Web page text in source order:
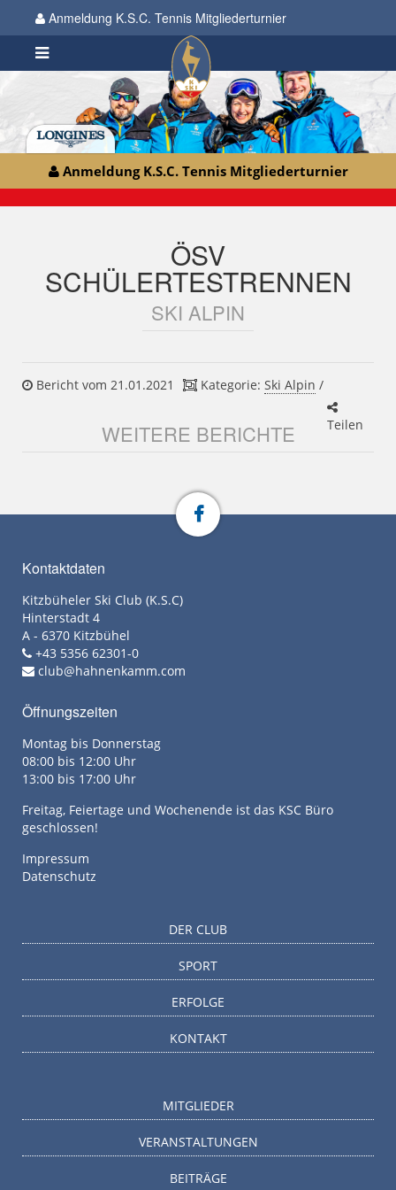
Anmeldung K.S.C. Tennis Mitgliederturnier
Anmeldung K.S.C. Tennis Mitgliederturnier
ÖSV
SCHÜLERTESTRENNEN
SKI ALPIN
Bericht vom 21.01.2021 Kategorie: Ski Alpin /
Teilen
WEITERE BERICHTE
Kontaktdaten
Kitzbüheler Ski Club (K.S.C)
Hinterstadt 4
A - 6370 Kitzbühel
+43 5356 62301-0
club@hahnenkamm.com
Öffnungszeiten
Montag bis Donnerstag
08:00 bis 12:00 Uhr
13:00 bis 17:00 Uhr
Freitag, Feiertage und Wochenende ist das KSC Büro
geschlossen!
Impressum
Datenschutz
DER CLUB
SPORT
ERFOLGE
KONTAKT
MITGLIEDER
VERANSTALTUNGEN
BEITRÄGE